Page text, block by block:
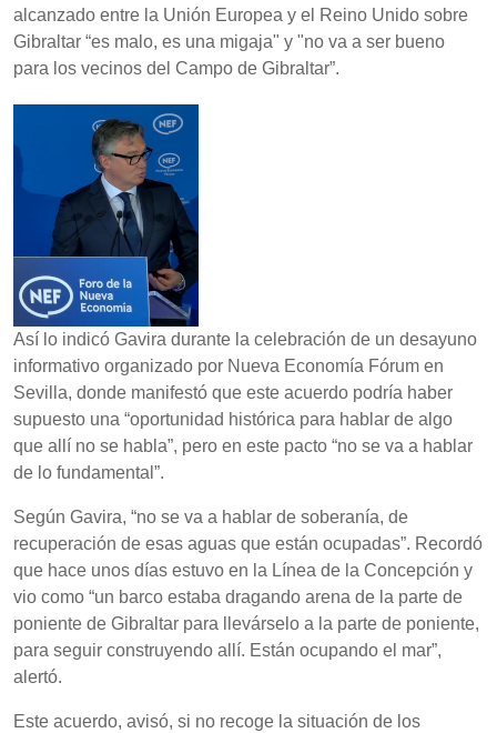
alcanzado entre la Unión Europea y el Reino Unido sobre
Gibraltar “es malo, es una migaja" y "no va a ser bueno
para los vecinos del Campo de Gibraltar”.
Así lo indicó Gavira durante la celebración de un desayuno
informativo organizado por Nueva Economía Fórum en
Sevilla, donde manifestó que este acuerdo podría haber
supuesto una “oportunidad histórica para hablar de algo
que allí no se habla”, pero en este pacto “no se va a hablar
de lo fundamental”.
Según Gavira, “no se va a hablar de soberanía, de
recuperación de esas aguas que están ocupadas”. Recordó
que hace unos días estuvo en la Línea de la Concepción y
vio como “un barco estaba dragando arena de la parte de
poniente de Gibraltar para llevárselo a la parte de poniente,
para seguir construyendo allí. Están ocupando el mar”,
alertó.
Este acuerdo, avisó, si no recoge la situación de los